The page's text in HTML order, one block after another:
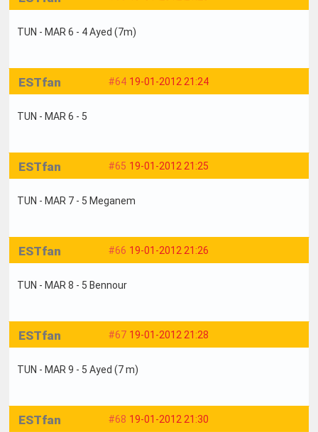
TUN - MAR 6 - 4 Ayed (7m)
#64 19-01-2012 21:24
ESTfan
TUN - MAR 6 - 5
#65 19-01-2012 21:25
ESTfan
TUN - MAR 7 - 5 Meganem
#66 19-01-2012 21:26
ESTfan
TUN - MAR 8 - 5 Bennour
#67 19-01-2012 21:28
ESTfan
TUN - MAR 9 - 5 Ayed (7 m)
#68 19-01-2012 21:30
ESTfan